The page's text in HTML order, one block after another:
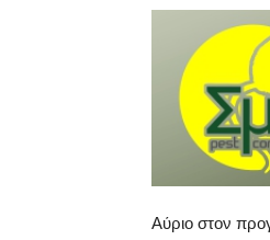
Αύριο στον